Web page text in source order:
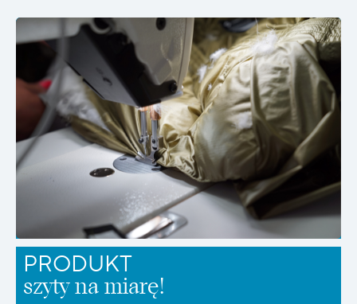
PRODUKT
szyty na miarę!